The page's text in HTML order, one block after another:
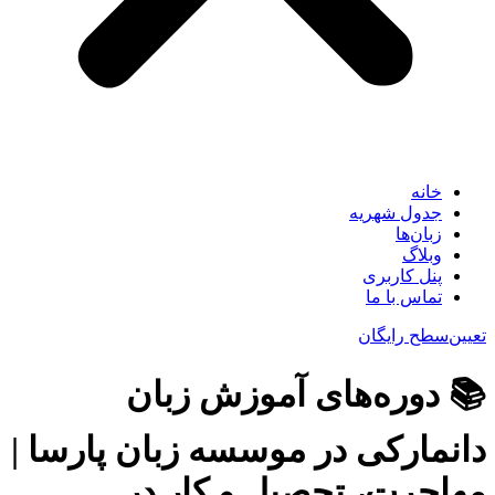
خانه
جدول شهریه
زبان‌ها
وبلاگ
پنل کاربری
تماس با ما
تعیین‌سطح رایگان
📚 دوره‌های آموزش زبان
دانمارکی در موسسه زبان پارسا |